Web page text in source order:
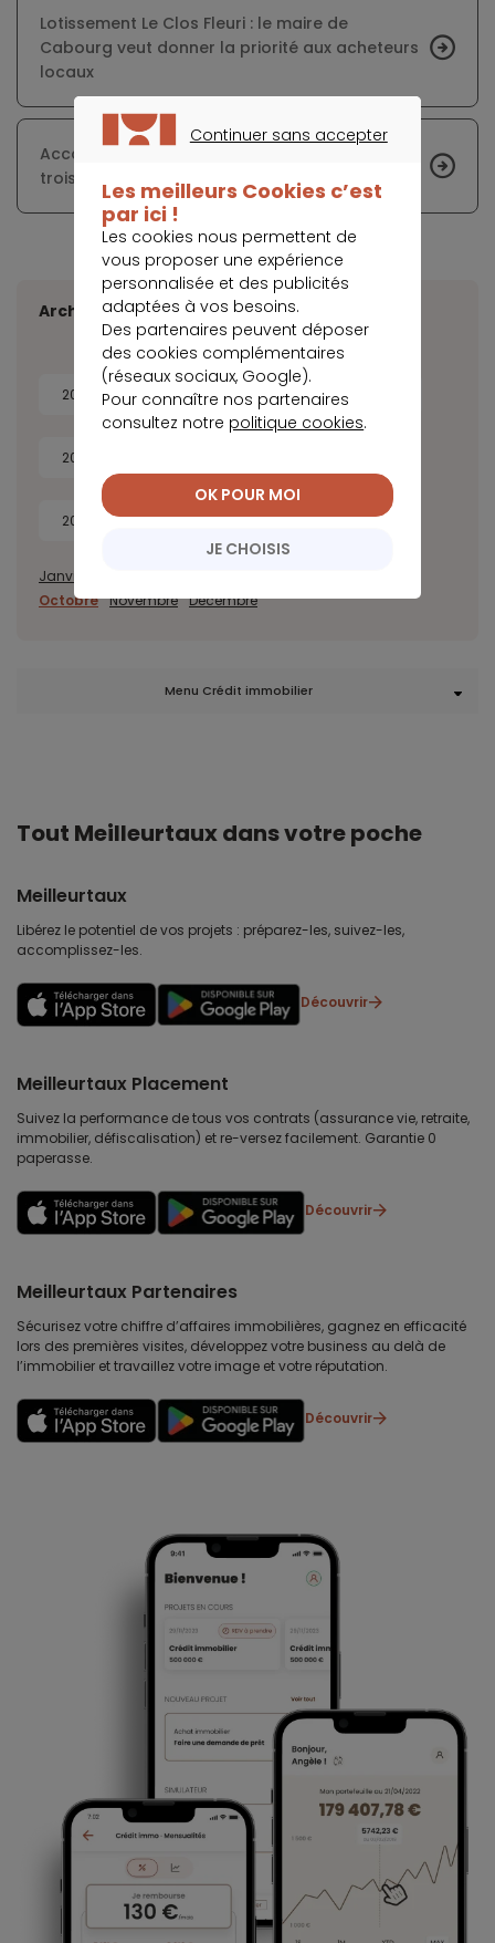
Lotissement Le Clos Fleuri : le maire de
Cabourg veut donner la priorité aux acheteurs
locaux
Accalmie sur le marché immobilier au
troisième trimestre 2021
Archives
2026 2025 2024
2022
2018 2017
Janvier
Octobre Novembre Décembre
Menu Crédit immobilier
Tout Meilleurtaux dans votre poche
Meilleurtaux
Libérez le potentiel de vos projets : préparez-les, suivez-les,
accomplissez-les.
Découvrir
Meilleurtaux Placement
Suivez la performance de tous vos contrats (assurance vie, retraite,
immobilier, défiscalisation) et re-versez facilement. Garantie 0
paperasse.
Découvrir
Meilleurtaux Partenaires
Sécurisez votre chiffre d’affaires immobilières, gagnez en efficacité
lors des premières visites, développez votre business au delà de
l’immobilier et travaillez votre image et votre réputation.
Découvrir
Continuer sans accepter
Les meilleurs Cookies c’est
par ici !
Les cookies nous permettent de
vous proposer une expérience
personnalisée et des publicités
adaptées à vos besoins.
Des partenaires peuvent déposer
des cookies complémentaires
(réseaux sociaux, Google).
Pour connaître nos partenaires
consultez notre politique cookies.
JE CHOISIS
OK POUR MOI